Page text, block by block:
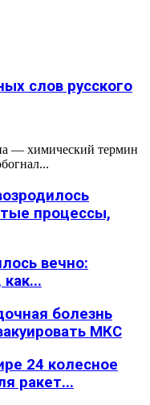
слов русского
— химический термин
процессы,
вечно:
болезнь
МКС
24 колесное
ракет...